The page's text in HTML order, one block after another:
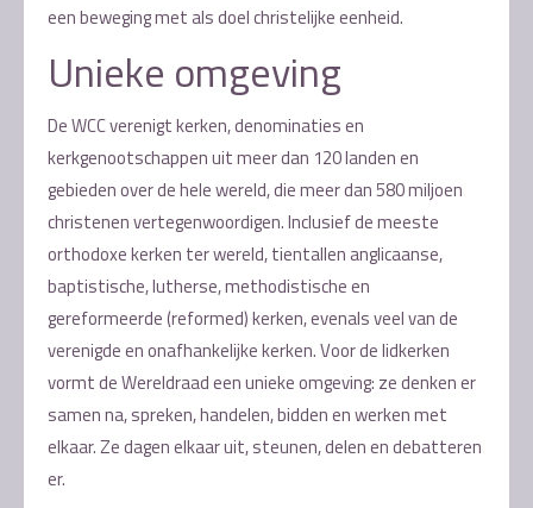
een beweging met als doel christelijke eenheid.
Unieke omgeving
De WCC verenigt kerken, denominaties en
kerkgenootschappen uit meer dan 120 landen en
gebieden over de hele wereld, die meer dan 580 miljoen
christenen vertegenwoordigen. Inclusief de meeste
orthodoxe kerken ter wereld, tientallen anglicaanse,
baptistische, lutherse, methodistische en
gereformeerde (reformed) kerken, evenals veel van de
verenigde en onafhankelijke kerken. Voor de lidkerken
vormt de Wereldraad een unieke omgeving: ze denken er
samen na, spreken, handelen, bidden en werken met
elkaar. Ze dagen elkaar uit, steunen, delen en debatteren
er.